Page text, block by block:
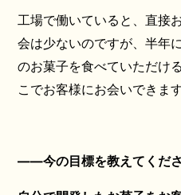
工場で働いていると、直接
会は少ないのですが、半年
のお菓子を食べていただけ
こでお客様にお会いできます
——今の目標を教えてくださ